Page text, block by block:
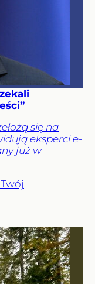
się na
eksperci e-
już w
Twój